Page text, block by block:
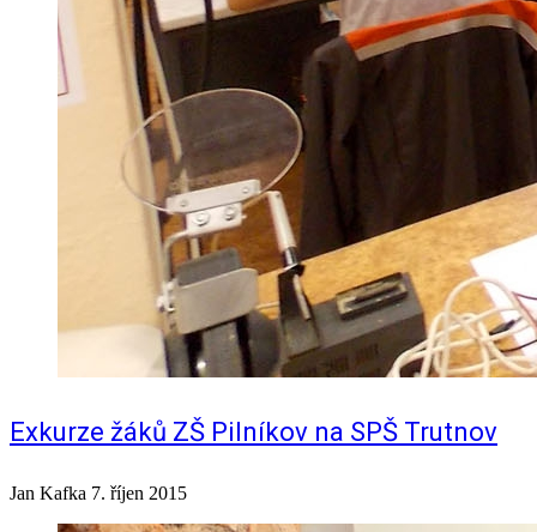
Exkurze žáků ZŠ Pilníkov na SPŠ Trutnov
Jan Kafka 7. říjen 2015